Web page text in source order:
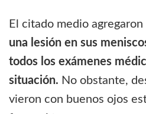
El citado medio agregaron
una lesión en sus
todos los exámenes
situación. No obstante,
vieron con buenos ojos